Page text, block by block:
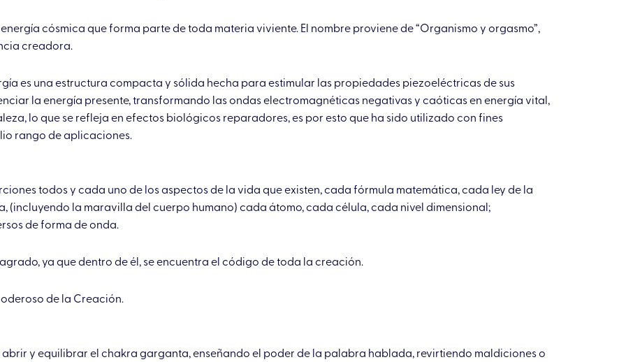
cósmica que forma parte de toda materia viviente. El nombre proviene de “Organismo y orgasmo”,
creadora.
es una estructura compacta y sólida hecha para estimular las propiedades piezoeléctricas de sus
la energía presente, transformando las ondas electromagnéticas negativas y caóticas en energía vital,
lo que se refleja en efectos biológicos reparadores, es por esto que ha sido utilizado con fines
rango de aplicaciones.
todos y cada uno de los aspectos de la vida que existen, cada fórmula matemática, cada ley de la
(incluyendo la maravilla del cuerpo humano) cada átomo, cada célula, cada nivel dimensional;
de forma de onda.
ya que dentro de él, se encuentra el código de toda la creación.
de la Creación.
y equilibrar el chakra garganta, enseñando el poder de la palabra hablada, revirtiendo maldiciones o